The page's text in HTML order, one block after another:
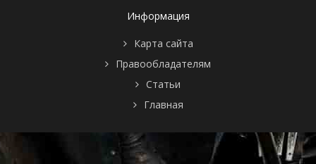
Информация
Карта сайта
Правообладателям
Статьи
Главная